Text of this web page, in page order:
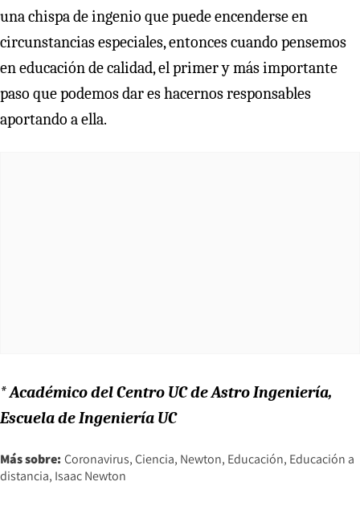
una chispa de ingenio que puede encenderse en
circunstancias especiales, entonces cuando pensemos
en educación de calidad, el primer y más importante
paso que podemos dar es hacernos responsables
aportando a ella.
* Académico del Centro UC de Astro Ingeniería,
Escuela de Ingeniería UC
Más sobre: Coronavirus Ciencia Newton Educación Educación a
distancia Isaac Newton